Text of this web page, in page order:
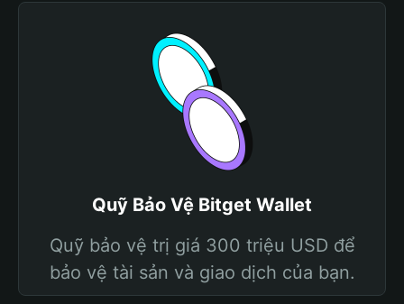
Quỹ Bảo Vệ Bitget Wallet
Quỹ bảo vệ trị giá 300 triệu USD để
bảo vệ tài sản và giao dịch của bạn.